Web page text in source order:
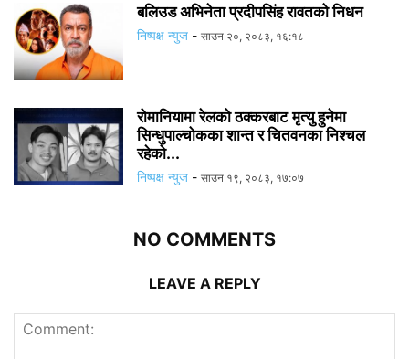
बलिउड अभिनेता प्रदीपसिंह रावतको निधन
निष्पक्ष न्युज - साउन २०, २०८३, १६:१८
रोमानियामा रेलको ठक्करबाट मृत्यु हुनेमा
सिन्धुपाल्चोकका शान्त र चितवनका निश्चल
रहेको...
निष्पक्ष न्युज - साउन १९, २०८३, १७:०७
NO COMMENTS
LEAVE A REPLY